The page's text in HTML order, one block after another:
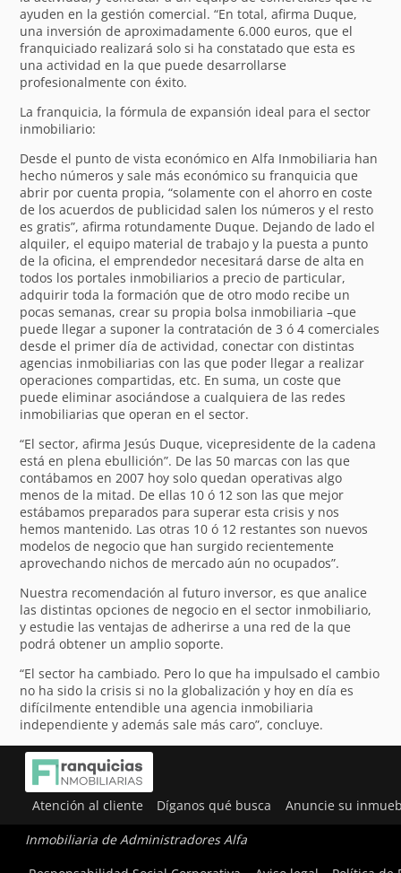
ayuden en la gestión comercial. “En total, afirma Duque,
una inversión de aproximadamente 6.000 euros, que el
franquiciado realizará solo si ha constatado que esta es
una actividad en la que puede desarrollarse
profesionalmente con éxito.
La franquicia, la fórmula de expansión ideal para el sector
inmobiliario:
Desde el punto de vista económico en Alfa Inmobiliaria han
hecho números y sale más económico su franquicia que
abrir por cuenta propia, “solamente con el ahorro en coste
de los acuerdos de publicidad salen los números y el resto
es gratis”, afirma rotundamente Duque. Dejando de lado el
alquiler, el equipo material de trabajo y la puesta a punto
de la oficina, el emprendedor necesitará darse de alta en
todos los portales inmobiliarios a precio de particular,
adquirir toda la formación que de otro modo recibe un
pocas semanas, crear su propia bolsa inmobiliaria –que
puede llegar a suponer la contratación de 3 ó 4 comerciales
desde el primer día de actividad, conectar con distintas
agencias inmobiliarias con las que poder llegar a realizar
operaciones compartidas, etc. En suma, un coste que
puede eliminar asociándose a cualquiera de las redes
inmobiliarias que operan en el sector.
“El sector, afirma Jesús Duque, vicepresidente de la cadena
está en plena ebullición”. De las 50 marcas con las que
contábamos en 2007 hoy solo quedan operativas algo
menos de la mitad. De ellas 10 ó 12 son las que mejor
estábamos preparados para superar esta crisis y nos
hemos mantenido. Las otras 10 ó 12 restantes son nuevos
modelos de negocio que han surgido recientemente
aprovechando nichos de mercado aún no ocupados”.
Nuestra recomendación al futuro inversor, es que analice
las distintas opciones de negocio en el sector inmobiliario,
y estudie las ventajas de adherirse a una red de la que
podrá obtener un amplio soporte.
“El sector ha cambiado. Pero lo que ha impulsado el cambio
no ha sido la crisis si no la globalización y hoy en día es
difícilmente entendible una agencia inmobiliaria
independiente y además sale más caro”, concluye.
Atención al cliente Díganos qué busca Anuncie su
Inmobiliaria de Administradores Alfa